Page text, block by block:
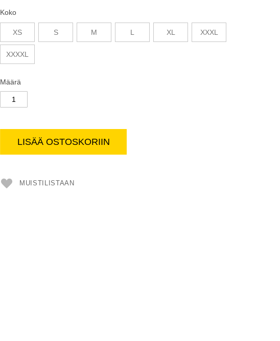
Koko
XS S M L XL XXXL
XXXXL
Määrä
LISÄÄ OSTOSKORIIN
MUISTILISTAAN